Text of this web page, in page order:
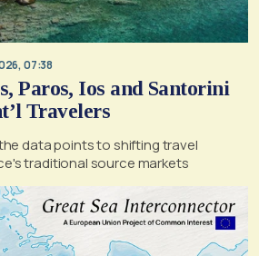
07:38
Paros, Ios and Santorini
Travelers
data points to shifting travel
traditional source markets